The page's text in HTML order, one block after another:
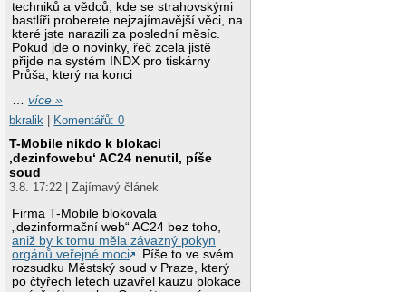
techniků a vědců, kde se strahovskými
bastlíři proberete nejzajímavější věci, na
které jste narazili za poslední měsíc.
Pokud jde o novinky, řeč zcela jistě
přijde na systém INDX pro tiskárny
Průša, který na konci
…více »
bkralik | Komentářů: 0
T-Mobile nikdo k blokaci
‚dezinfowebu‘ AC24 nenutil, píše
soud
3.8. 17:22 | Zajímavý článek
Firma T-Mobile blokovala
„dezinformační web“ AC24 bez toho,
aniž by k tomu měla závazný pokyn
orgánů veřejné moci
. Píše to ve svém
rozsudku Městský soud v Praze, který
po čtyřech letech uzavřel kauzu blokace